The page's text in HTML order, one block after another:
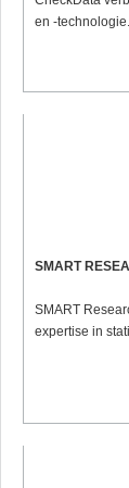
en -technologie.
SMART
SMART
expertise in